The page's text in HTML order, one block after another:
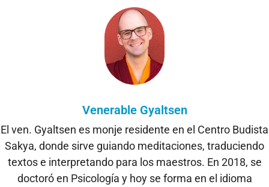
Venerable Gyaltsen
El ven. Gyaltsen es monje residente en el Centro Budista
Sakya, donde sirve guiando meditaciones, traduciendo
textos e interpretando para los maestros. En 2018, se
doctoró en Psicología y hoy se forma en el idioma